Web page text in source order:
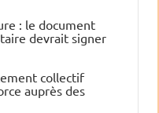
: le document
devrait signer
collectif
auprès des